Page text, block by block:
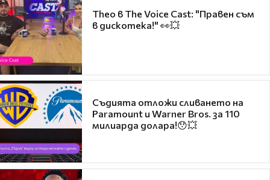
Theo в The Voice Cast: "Правен съм
в дискотека!" 👀💥
Съдията отложи сливането на
Paramount и Warner Bros. за 110
милиарда долара!😯💥